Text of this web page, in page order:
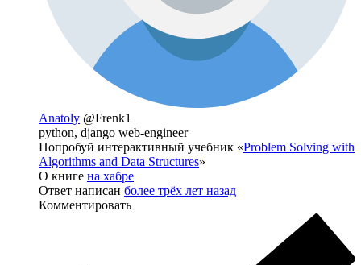
Anatoly @Frenk1
python, django web-engineer
Попробуй интерактивный учебник «Problem Solving with
Algorithms and Data Structures»
О книге на хабре
Ответ написан более трёх лет назад
Комментировать